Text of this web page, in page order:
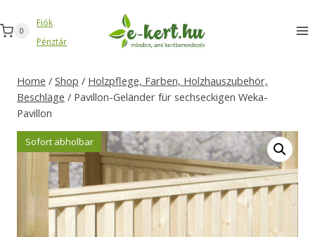
Inhalt
springen
0
Fiók
Pénztár
Home / Shop / Holzpflege, Farben, Holzhauszubehör,
Beschläge / Pavillon-Geländer für sechseckigen Weka-
Pavillon
Sofort abholbar